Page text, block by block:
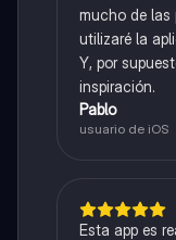
mucho de las
utilizaré la
Y, por
inspiración.
Pablo
usuario de iOS
Esta app es